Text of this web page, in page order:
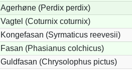
Agerhøne (Perdix perdix)
Vagtel (Coturnix coturnix)
Kongefasan (Syrmaticus reevesii)
Fasan (Phasianus colchicus)
Guldfasan (Chrysolophus pictus)